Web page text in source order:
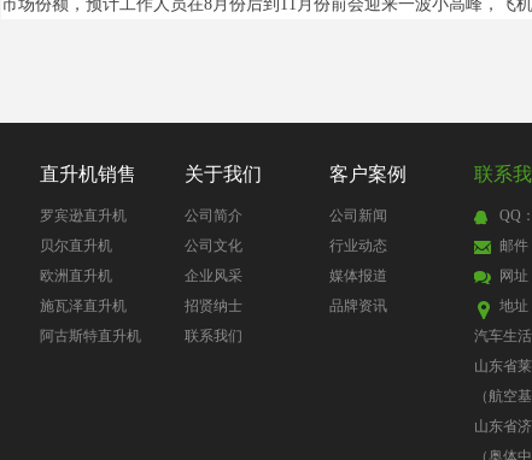
市场份额，预计工作人员在8月份后到11月份前会迎来一波小高峰，飞
直升机销售
罗宾逊直升机
贝尔直升机
欧洲直升机
施瓦泽直升机
阿古斯特直升机
关于我们
公司简介
公司文化
企业风采
招贤纳士
联系我们
客户案例
公司新闻
行业动态
媒体报道
品牌资讯
联系
QQ
邮件
网址
地址
汽车生
山东省
（航空基
山东省
（奥体